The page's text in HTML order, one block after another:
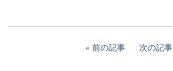
前の記事 次の記事